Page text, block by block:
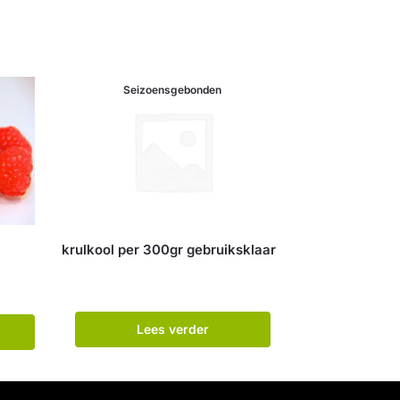
Seizoensgebonden
krulkool per 300gr gebruiksklaar
Lees verder